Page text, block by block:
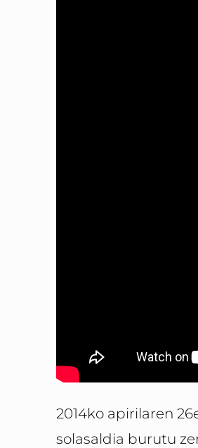
2014ko apirilaren
solasaldia burutu